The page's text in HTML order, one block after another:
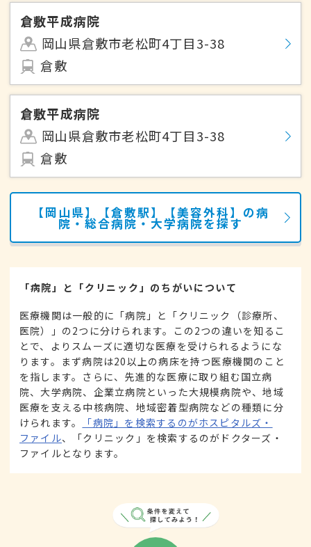
倉敷平成病院
岡山県倉敷市老松町4丁目3-38
倉敷
倉敷平成病院
岡山県倉敷市老松町4丁目3-38
倉敷
【岡山県】【倉敷駅】【美容外科】の病
院・総合病院・大学病院を探す
「病院」と「クリニック」のちがいについて
医療機関は一般的に「病院」と「クリニック（診療所、
医院）」の2つに分けられます。この2つの違いを知るこ
とで、よりスムーズに適切な医療を受けられるようにな
ります。まず病院は20以上の病床を持つ医療機関のこと
を指します。さらに、先進的な医療に取り組む国立病
院、大学病院、企業立病院といった大規模病院や、地域
医療を支える中核病院、地域密着型病院などの種類に分
けられます。
「病院」を検索するのがホスピタルズ・
ファイル、「クリニック」を検索するのがドクターズ・
ファイルとなります。